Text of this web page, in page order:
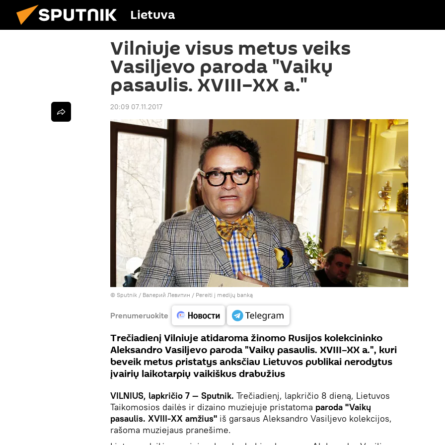
Lietuva
Vilniuje visus metus veiks
Vasiljevo paroda "Vaikų
pasaulis. XVIII–XX a."
20:09 07.11.2017
© Sputnik / Валерий Левитин / Pereiti į medijų banką
Prenumeruokite
Trečiadienį Vilniuje atidaroma žinomo Rusijos kolekcininko
Aleksandro Vasiljevo paroda "Vaikų pasaulis. XVIII–XX a.", kuri
beveik metus pristatys anksčiau Lietuvos publikai nerodytus
įvairių laikotarpių vaikiškus drabužius
VILNIUS, lapkričio 7 — Sputnik. Trečiadienį, lapkričio 8 dieną, Lietuvos
Taikomosios dailės ir dizaino muziejuje pristatoma paroda "Vaikų
pasaulis. XVIII-XX amžius" iš garsaus Aleksandro Vasiljevo kolekcijos,
rašoma muziejaus pranešime.